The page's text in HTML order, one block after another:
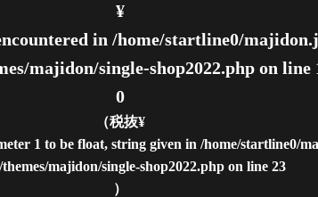
¥
in /home/startline0/
majidon/single-shop2022.php on line
0
（税抜¥
1 to be float, string given in /home/startline0/
majidon/single-shop2022.php on line 23
）